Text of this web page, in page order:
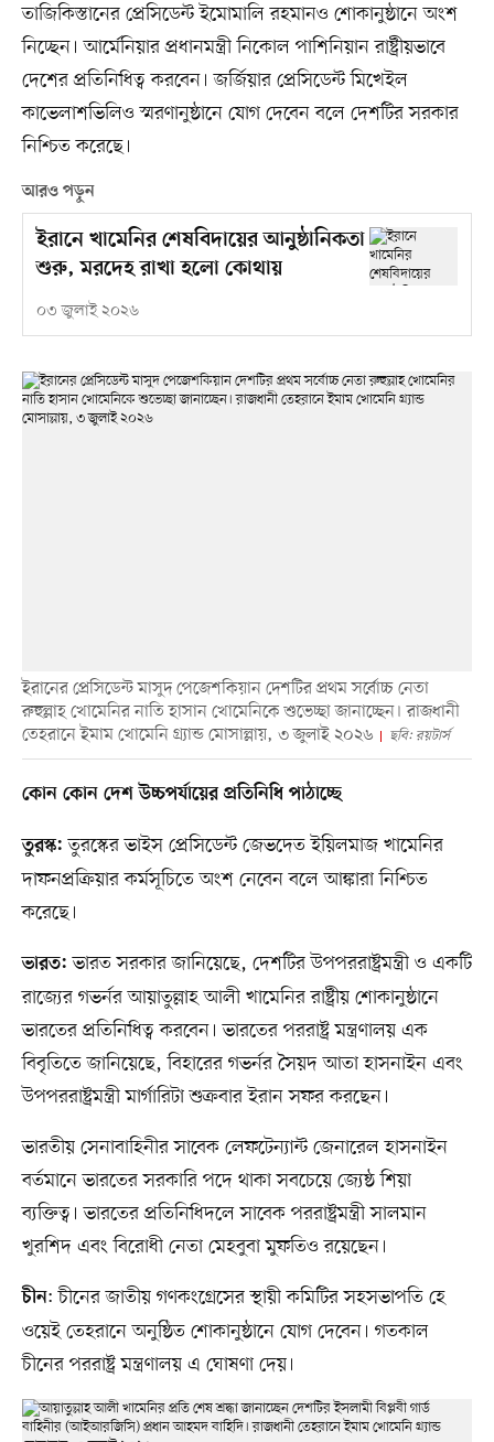
তাজিকিস্তানের প্রেসিডেন্ট ইমোমালি রহমানও শোকানুষ্ঠানে অংশ
নিচ্ছেন। আর্মেনিয়ার প্রধানমন্ত্রী নিকোল পাশিনিয়ান রাষ্ট্রীয়ভাবে
দেশের প্রতিনিধিত্ব করবেন। জর্জিয়ার প্রেসিডেন্ট মিখেইল
কাভেলাশভিলিও স্মরণানুষ্ঠানে যোগ দেবেন বলে দেশটির সরকার
নিশ্চিত করেছে।
আরও পড়ুন
ইরানে খামেনির শেষবিদায়ের আনুষ্ঠানিকতা
শুরু, মরদেহ রাখা হলো কোথায়
০৩ জুলাই ২০২৬
ইরানের প্রেসিডেন্ট মাসুদ পেজেশকিয়ান দেশটির প্রথম সর্বোচ্চ নেতা
রুহুল্লাহ খোমেনির নাতি হাসান খোমেনিকে শুভেচ্ছা জানাচ্ছেন। রাজধানী
তেহরানে ইমাম খোমেনি গ্র্যান্ড মোসাল্লায়, ৩ জুলাই ২০২৬
ছবি: রয়টার্স
কোন কোন দেশ উচ্চপর্যায়ের প্রতিনিধি পাঠাচ্ছে
তুরস্ক: তুরস্কের ভাইস প্রেসিডেন্ট জেভদেত ইয়িলমাজ খামেনির
দাফনপ্রক্রিয়ার কর্মসূচিতে অংশ নেবেন বলে আঙ্কারা নিশ্চিত
করেছে।
ভারত: ভারত সরকার জানিয়েছে, দেশটির উপপররাষ্ট্রমন্ত্রী ও একটি
রাজ্যের গভর্নর আয়াতুল্লাহ আলী খামেনির রাষ্ট্রীয় শোকানুষ্ঠানে
ভারতের প্রতিনিধিত্ব করবেন। ভারতের পররাষ্ট্র মন্ত্রণালয় এক
বিবৃতিতে জানিয়েছে, বিহারের গভর্নর সৈয়দ আতা হাসনাইন এবং
উপপররাষ্ট্রমন্ত্রী মার্গারিটা শুক্রবার ইরান সফর করছেন।
ভারতীয় সেনাবাহিনীর সাবেক লেফটেন্যান্ট জেনারেল হাসনাইন
বর্তমানে ভারতের সরকারি পদে থাকা সবচেয়ে জ্যেষ্ঠ শিয়া
ব্যক্তিত্ব। ভারতের প্রতিনিধিদলে সাবেক পররাষ্ট্রমন্ত্রী সালমান
খুরশিদ এবং বিরোধী নেতা মেহবুবা মুফতিও রয়েছেন।
চীন: চীনের জাতীয় গণকংগ্রেসের স্থায়ী কমিটির সহসভাপতি হে
ওয়েই তেহরানে অনুষ্ঠিত শোকানুষ্ঠানে যোগ দেবেন। গতকাল
চীনের পররাষ্ট্র মন্ত্রণালয় এ ঘোষণা দেয়।